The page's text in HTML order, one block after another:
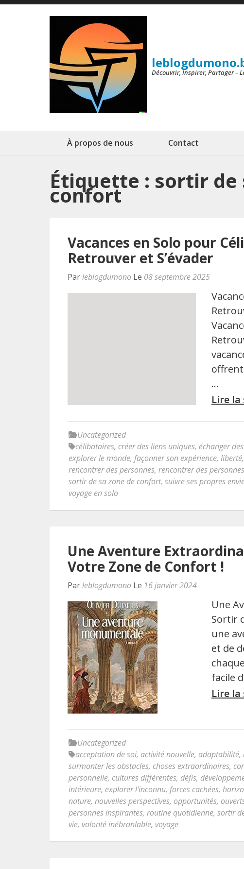
Aller
Découvrir, Inspirer, Partager –
À propos de nous Contact
Étiquette : sortir de
confort
Vacances en Solo pour
Retrouver et S’évader
Parleblogdumono Le 08 septembre 2025
…
Lire
Uncategorized
célibataires, créer des liens uniques, échanger
explorer le monde, façonner son expérience, liberté,
rencontrer des personnes, rencontrer des
sortir de sa zone de confort, suivre ses propres
voyage en solo
Une Aventure
Votre Zone de Confort !
Parleblogdumono Le 16 janvier 2024
Une
Sortir
une
et de
facile
Lire
Uncategorized
acceptation de soi, activité nouvelle, adaptabilité,
surmonter les obstacles, choses extraordinaires,
personnelle, cultures différentes, défis,
intérieure, explorer l'inconnu, forces cachées,
nature, nouvelles perspectives, opportunités,
personnes inspirantes, routine quotidienne, sortir
vie, volonté inébranlable, voyage